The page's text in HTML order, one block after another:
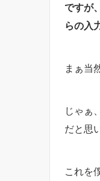
ですが
らの入
まぁ当
じゃぁ
だと思
これを